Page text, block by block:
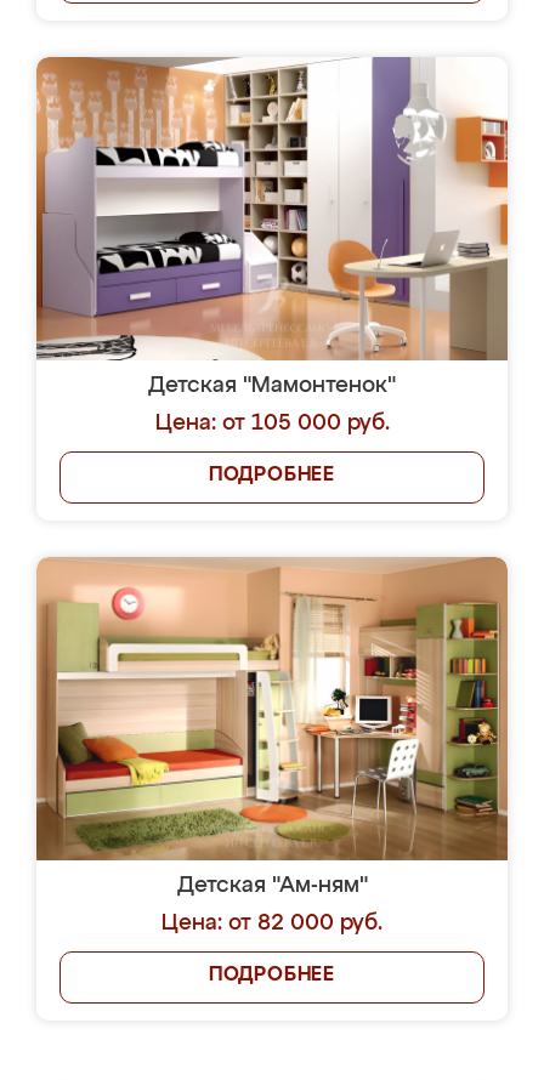
Детская "Мамонтенок"
Цена: от 105 000 руб.
ПОДРОБНЕЕ
Детская "Ам-ням"
Цена: от 82 000 руб.
ПОДРОБНЕЕ